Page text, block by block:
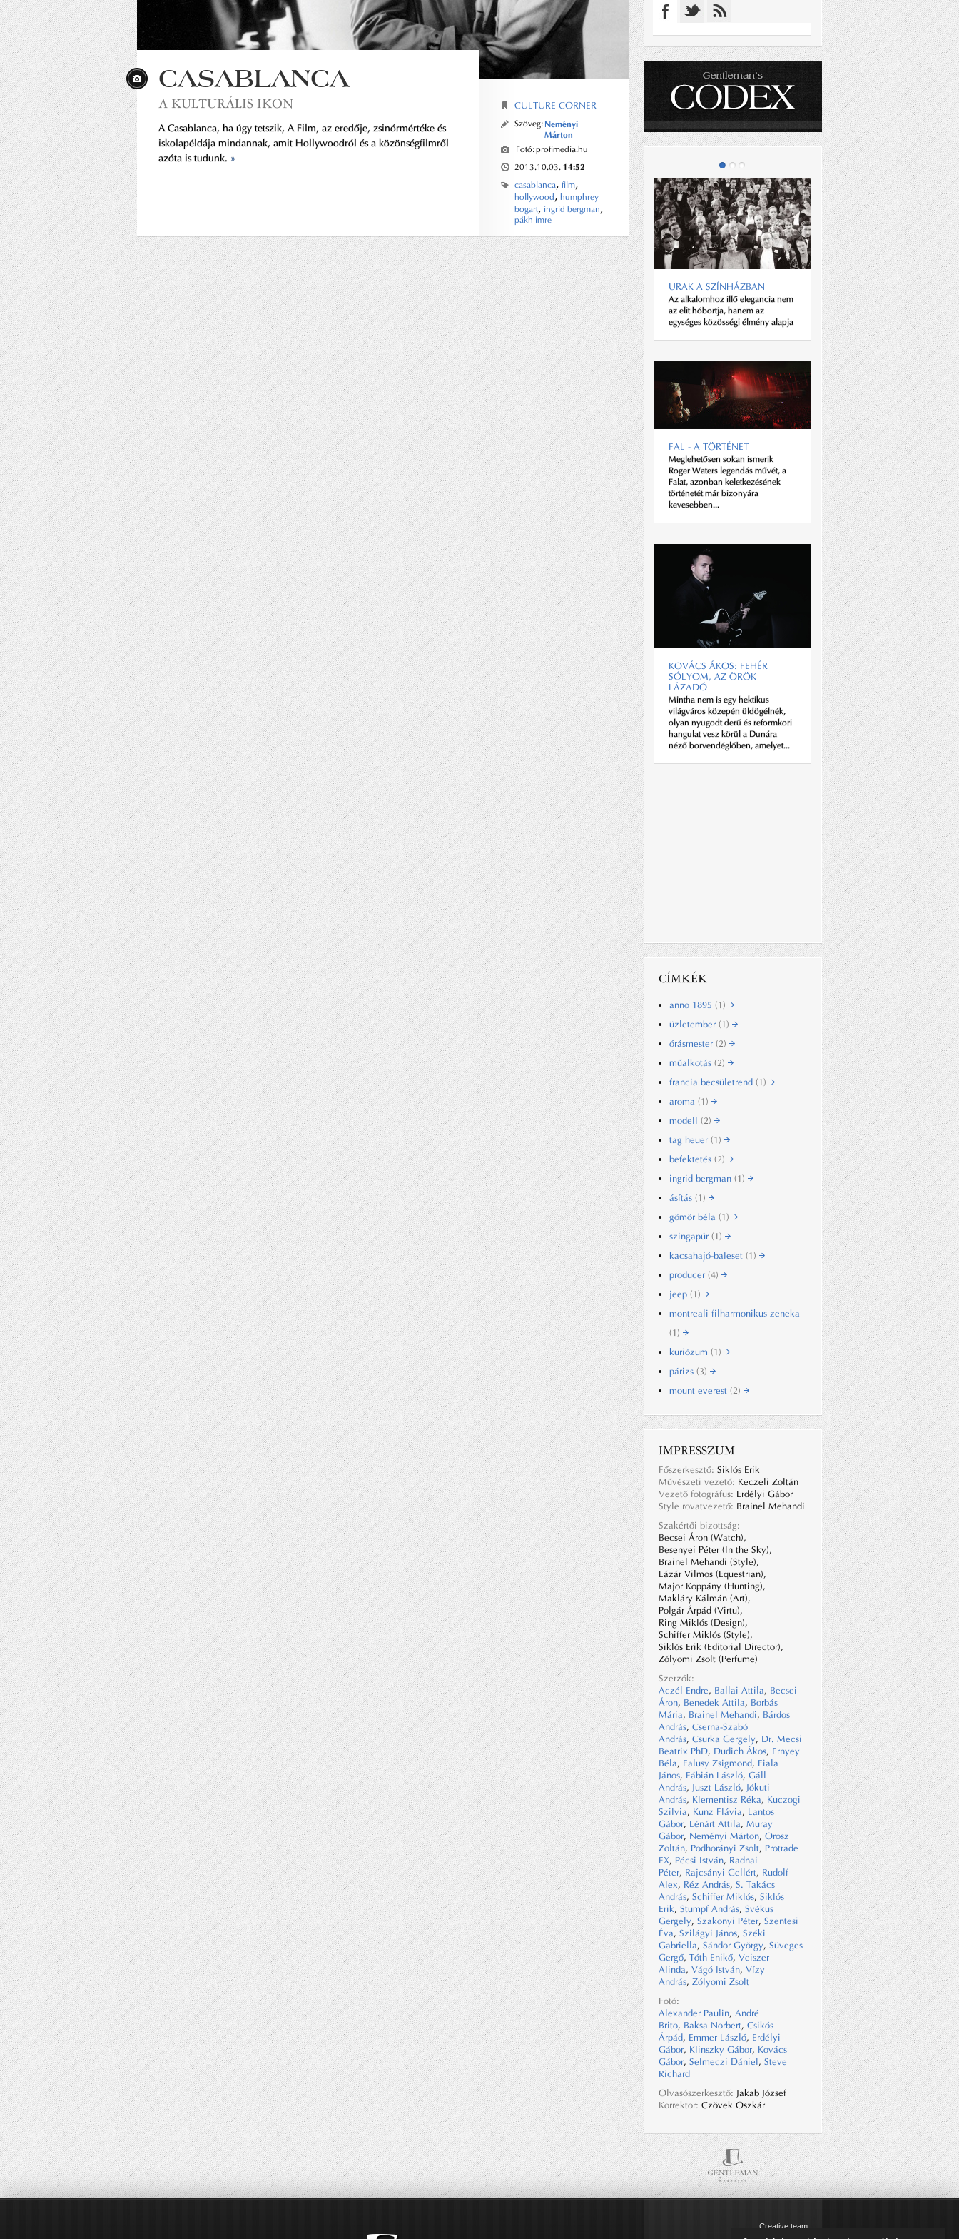
CASABLANCA
A KULTURÁLIS IKON
A Casablanca, ha úgy tetszik, A Film, az eredője, zsinórmértéke és
iskolapéldája mindannak, amit Hollywoodról és a közönségfilmről
azóta is tudunk. »
CULTURE CORNER
Szöveg: Neményi
Márton
Fotó:profimedia.hu
2013.10.03. 14:52
casablanca, film,
hollywood , humphrey
bogart, ingrid bergman,
pákh imre
URAK A SZÍNHÁZBAN
Az alkalomhoz illő elegancia nem
az elit hóbortja, hanem az
egységes közösségi élmény alapja
FAL - A TÖRTÉNET
Meglehetősen sokan ismerik
Roger Waters legendás művét, a
Falat, azonban keletkezésének
történetét már bizonyára
kevesebben...
KOVÁCS ÁKOS: FEHÉR
SÓLYOM, AZ ÖRÖK
LÁZADÓ
Mintha nem is egy hektikus
világváros közepén üldögélnék,
olyan nyugodt derű és reformkori
hangulat vesz körül a Dunára
néző borvendéglőben, amelyet...
NAPA VALLEY
San Franciscótól északra,
egyórányi autózásra terül el a
Napa-völgy, a világ egyik
legendás borvidéke. És Sonoma
városában, a Buena Vista
Borgazdaságban kalandos életű
honfitársunk, Haraszthy
Ágoston...
CÉLOK, EGYSZERŰEN
Az ember azt hinné, csupa
ellentmondás a Pappas-
birodalom vezetője. Nem a
legtöbb csúcsvezetőre jellemző
sztereotip a viselkedése, az
öltözéke, és ami talán a
legfontosabb, a hozzáállása.
Hozzáállása...
CLOONEY KAPSZULÁI
Oscar Wilde legendássá vált
kijelentését a lausanne-i
Nespresso cég akár jelmondatává
is választhatta volna, amiből,
persze, egyenesen következik a
fekete öltönyös, fehér villanó inget
viselő,...
CÍMKÉK
anno 1895 (1)
üzletember (1)
órásmester (2)
műalkotás (2)
francia becsületrend (1)
aroma (1)
modell
(2)
tag heuer (1)
befektetés (2)
ingrid bergman (1)
ásítás (1)
gömör béla (1)
szingapúr (1)
kacsahajó-baleset (1)
producer (4)
jeep (1)
montreali filharmonikus zeneka
(1)
kuriózum (1)
párizs (3)
mount everest (2)
IMPRESSZUM
Főszerkesztő: Siklós Erik
Művészeti vezető: Keczeli Zoltán
Vezető fotográfus: Erdélyi Gábor
Style rovatvezető: Brainel Mehandi
Szakértői bizottság:
Becsei Áron (Watch),
Besenyei Péter (In the Sky),
Brainel Mehandi (Style),
Lázár Vilmos (Equestrian),
Major Koppány (Hunting),
Makláry Kálmán (Art),
Polgár Árpád (Virtu),
Ring Miklós (Design),
Schiffer Miklós (Style),
Siklós Erik (Editorial Director),
Zólyomi Zsolt (Perfume)
Szerzők:
Aczél Endre, Ballai Attila, Becsei
Áron, Benedek Attila, Borbás
Mária, Brainel Mehandi, Bárdos
András, Cserna-Szabó
András, Csurka Gergely, Dr. Mecsi
Beatrix PhD, Dudich Ákos, Ernyey
Béla, Falusy Zsigmond, Fiala
János, Fábián László, Gáll
András, Juszt László, Jókuti
András, Klementisz Réka, Kuczogi
Szilvia, Kunz Flávia, Lantos
Gábor, Lénárt Attila, Muray
Gábor, Neményi Márton, Orosz
Zoltán, Podhorányi Zsolt, Protrade
FX, Pécsi István, Radnai
Péter, Rajcsányi Gellért, Rudolf
Alex, Réz András, S. Takács
András, Schiffer Miklós, Siklós
Erik, Stumpf András, Svékus
Gergely, Szakonyi Péter, Szentesi
Éva, Szilágyi János, Széki
Gabriella, Sándor György, Süveges
Gergő, Tóth Enikő, Veiszer
Alinda, Vágó István, Vízy
András, Zólyomi Zsolt
Fotó:
Alexander Paulin, André
Brito, Baksa Norbert, Csikós
Árpád, Emmer László, Erdélyi
Gábor, Klinszky Gábor, Kovács
Gábor, Selmeczi Dániel , Steve
Richard
Olvasószerkesztő: Jakab József
Korrektor: Czövek Oszkár
Creative team